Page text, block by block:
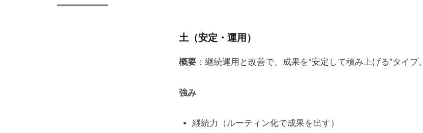
土（安定・運用）
概要 ：継続運用と改善で、成果を“安定して積み上げる”タイプ。
強み
継続力（ルーティン化で成果を出す）